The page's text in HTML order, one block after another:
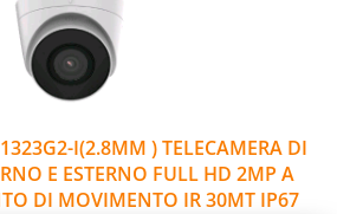
I(2.8MM ) TELECAMERA DI
E ESTERNO FULL HD 2MP A
DI MOVIMENTO IR 30MT IP67